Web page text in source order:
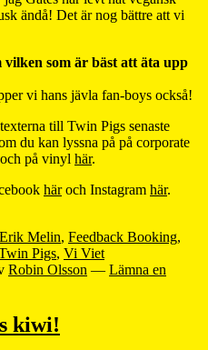
ändå! Det är nog bättre att vi
som är bäst att äta upp
vi hans jävla fan-boys också!
till Twin Pigs senaste
du kan lyssna på på corporate
på vinyl här.
häroch Instagram här.
Erik Melin, Feedback Booking,
Pigs, Vi Viet
Robin Olsson — Lämna en
kiwi!